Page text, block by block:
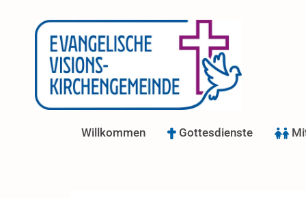
Willkommen Gottesdienste